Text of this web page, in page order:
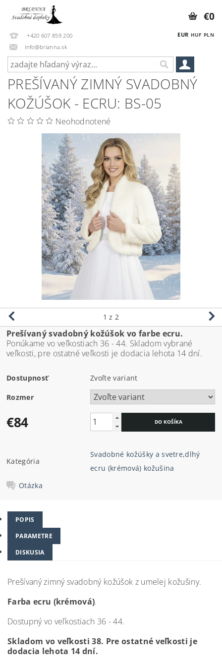
+420 607 859 200
info@brianna.sk
EUR HUF PLN
€0
PREŠÍVANÝ ZIMNÝ SVADOBNÝ
KOŽÚŠOK - ECRU: BS-05
Neohodnotené
1 z 2
Prešívaný svadobný kožúšok vo farbe ecru.
Ponúkame vo veľkostiach 36 - 44. Skladom vybrané
veľkosti, pre ostatné veľkosti je dodacia lehota 14 dní.
Dostupnosť Zvoľte variant
Rozmer
€84
Kategória
Svadobné kožúšky a svetre,dlhý
ecru (krémová) kožušina
Otázka
POPIS
PARAMETRE
DISKUSIA
Prešívaný zimný svadobný kožúšok z umelej kožušiny.
Farba ecru (krémová).
Dostupný vo veľkostiach 36 - 44.
Skladom vo veľkosti 38. Pre ostatné veľkosti je
dodacia lehota 14 dní.